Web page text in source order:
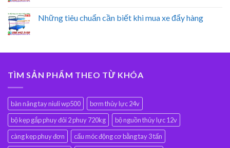
Những tiêu chuẩn cần biết khi mua xe đẩy hàng
TÌM SẢN PHẨM THEO TỪ KHÓA
bàn nâng tay niuli wp500
bơm thủy lực 24v
bộ kẹp gắp phuy đôi 2 phuy 720kg
bộ nguồn thủy lực 12v
càng kẹp phuy đơn
cẩu móc động cơ bằng tay 3 tấn